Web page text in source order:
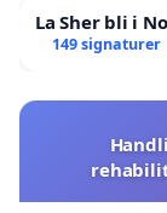
La Sher bli i
149 signaturer